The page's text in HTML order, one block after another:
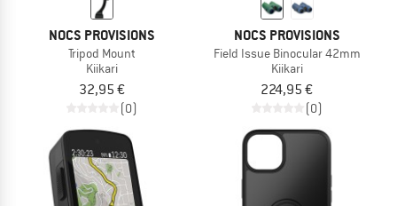
NOCS PROVISIONS
Tripod Mount
Kiikari
32,95 €
(0)
NOCS PROVISIONS
Field Issue Binocular 42mm
Kiikari
224,95 €
(0)